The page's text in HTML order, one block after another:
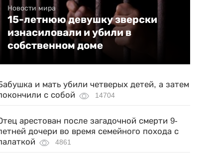
Новости мира
15-летнюю девушку зверски
изнасиловали и убили в
собственном доме
и мать убили четверых детей, а затем
с собой
14704
арестован после загадочной смерти 9-
дочери во время семейного похода с
4861